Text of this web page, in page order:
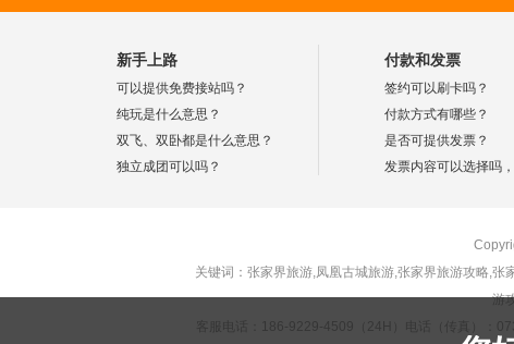
新手上路
可以提供免费接站吗？
纯玩是什么意思？
双飞、双卧都是什么意思？
独立成团可以吗？
付款和发票
签约可以刷卡吗？
付款方式有哪些？
是否可提供发票？
发票内容可以选择吗
关键词：张家界旅游,凤凰古城旅游,张家界旅游攻略,
游
客服电话：186-9229-4509（24H）电话（传真）：